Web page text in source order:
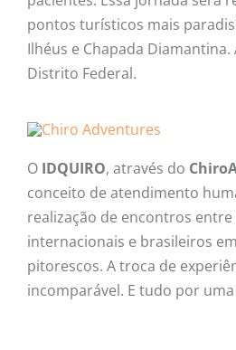
pontos turísticos mais
Ilhéus e Chapada
Distrito Federal.
O IDQUIRO, através do
conceito de atendimento
realização de encontros
internacionais e brasileiros
pitorescos. A troca de
incomparável. E tudo por